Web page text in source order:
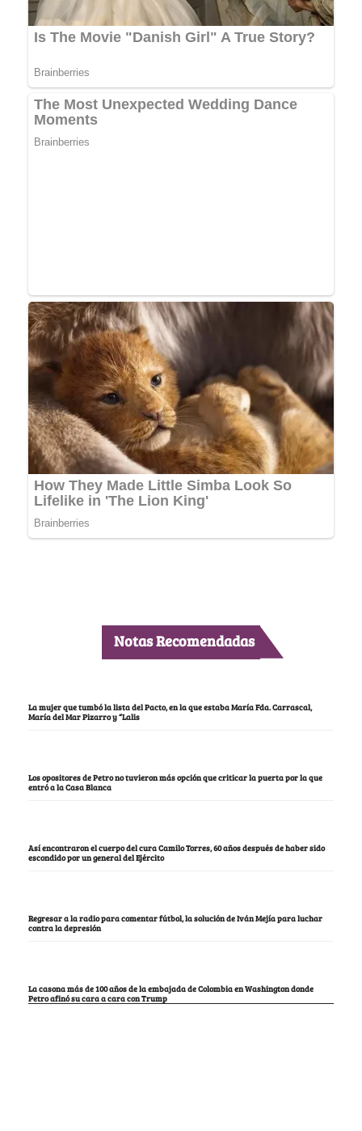
Notas Recomendadas
La mujer que tumbó la lista del Pacto, en la que estaba María Fda. Carrascal,
María del Mar Pizarro y “Lalis
Los opositores de Petro no tuvieron más opción que criticar la puerta por la que
entró a la Casa Blanca
Así encontraron el cuerpo del cura Camilo Torres, 60 años después de haber sido
escondido por un general del Ejército
Regresar a la radio para comentar fútbol, la solución de Iván Mejía para luchar
contra la depresión
La casona más de 100 años de la embajada de Colombia en Washington donde
Petro afinó su cara a cara con Trump